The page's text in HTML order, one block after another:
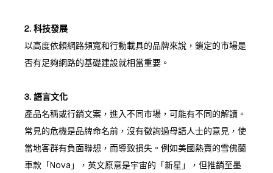
2. 科技發展
以高度依賴網路頻寬和行動載具的品牌來說，鎖定的市場是
否有足夠網路的基礎建設就相當重要。
3. 語言文化
產品名稱或行銷文案，進入不同市場，可能有不同的解讀。
常見的危機是品牌命名前，沒有徵詢過母語人士的意見，使
當地客群有負面聯想，而導致損失。例如美國熱賣的雪佛蘭
車款「Nova」，英文原意是宇宙的「新星」，但推銷至墨